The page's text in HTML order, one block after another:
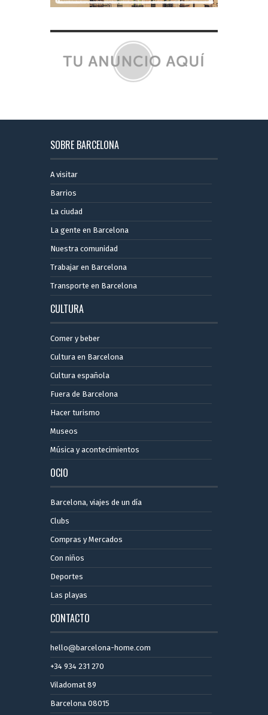
SOBRE BARCELONA
A visitar
Barrios
La ciudad
La gente en Barcelona
Nuestra comunidad
Trabajar en Barcelona
Transporte en Barcelona
CULTURA
Comer y beber
Cultura en Barcelona
Cultura española
Fuera de Barcelona
Hacer turismo
Museos
Música y acontecimientos
OCIO
Barcelona, ​​viajes de un día
Clubs
Compras y Mercados
Con niños
Deportes
Las playas
CONTACTO
hello@barcelona-home.com
+34 934 231 270
Viladomat 89
Barcelona 08015